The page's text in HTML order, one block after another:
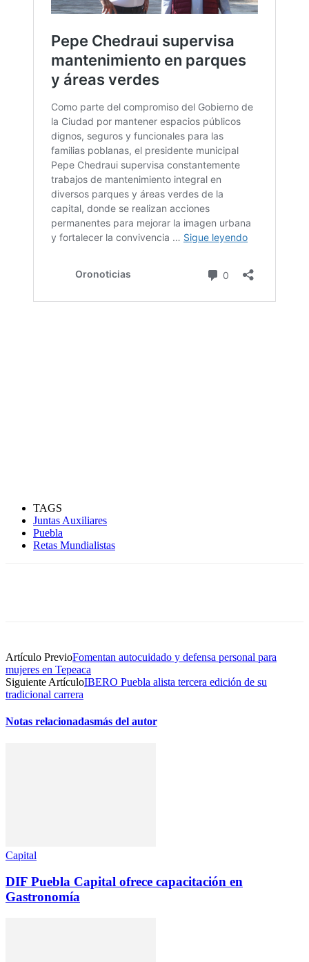
TAGS
Juntas Auxiliares
Puebla
Retas Mundialistas
Artículo PrevioFomentan autocuidado y defensa personal para
mujeres en Tepeaca
Siguiente ArtículoIBERO Puebla alista tercera edición de su
tradicional carrera
Notas relacionadasmás del autor
Capital
DIF Puebla Capital ofrece capacitación en
Gastronomía